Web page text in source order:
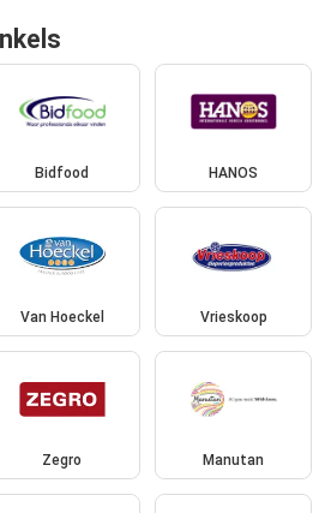
Bidfood HANOS
Van Hoeckel Vrieskoop
Zegro Manutan